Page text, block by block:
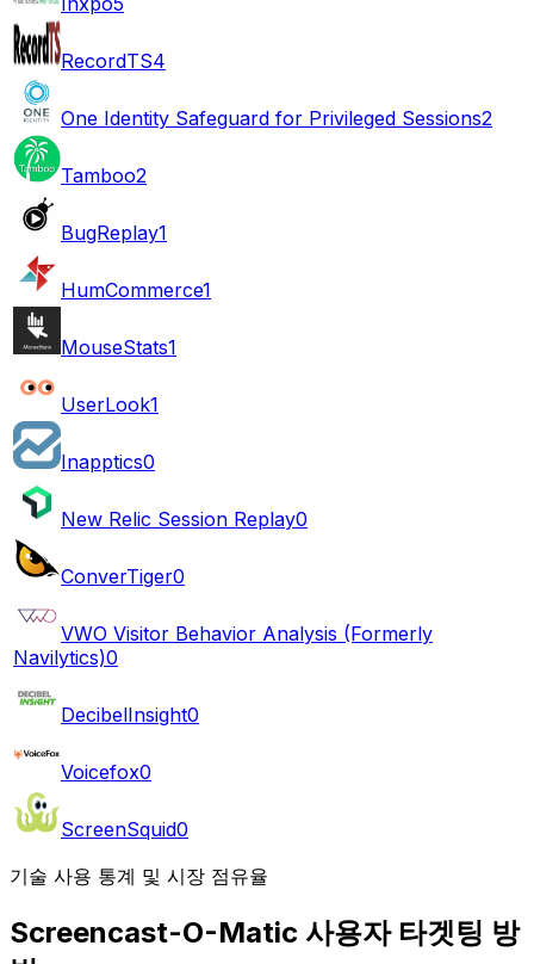
RecordTS4
One Identity Safeguard for Privileged Sessions2
Tamboo2
BugReplay1
HumCommerce1
MouseStats1
UserLook1
Inapptics0
New Relic Session Replay0
ConverTiger0
VWO Visitor Behavior Analysis (Formerly
Navilytics)0
DecibelInsight0
Voicefox0
ScreenSquid0
기술 사용 통계 및 시장 점유율
Screencast-O-Matic 사용자 타겟팅 방